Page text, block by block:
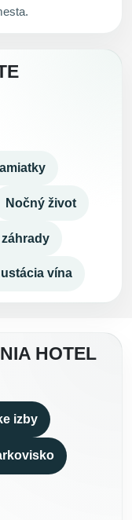
Nočný život
záhrady
vína
HOTEL
izby